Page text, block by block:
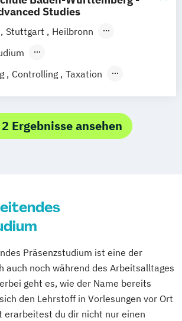
& Digital Management
Beratung & Change
Management
Accounting Finance & Banking
Analytics & Künstliche
International Management
Analytics Leadership
& Digitalisierung
im Gesundheitswesen
Studies
Stuttgart
Heilbronn
Ravensburg
Horb am Neckar
Präsenzstudium
Controlling
Taxation
Practice in Healthcare – Health
Education
Management
in der Sozialen Arbeit
Executive Engineering
Business Management
Sozialer Arbeit Informatik
Engineering
Intensive Care
Ergebnisse ansehen
Präsenzstudium ist eine der
auch noch während des Arbeitsalltages
geht es, wie der Name bereits
den Lehrstoff in Vorlesungen vor Ort
erarbeitest du dir nicht nur einen